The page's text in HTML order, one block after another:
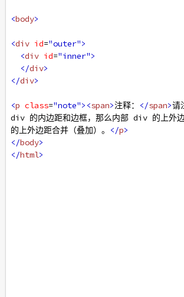
<body>
<div id="outer">
<div id="inner">
</div>
</div>
<p class="note"><span>注释： </span>请
div 的内边距和边框，那么内部 div 的上外
的上外边距合并（叠加）。
</p>
</body>
</html>